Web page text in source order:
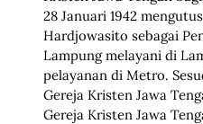
28 Januari 1942
Hardjowasito sebagai
Lampung melayani di
pelayanan di Metro.
Gereja Kristen Jawa
Gereja Kristen Jawa